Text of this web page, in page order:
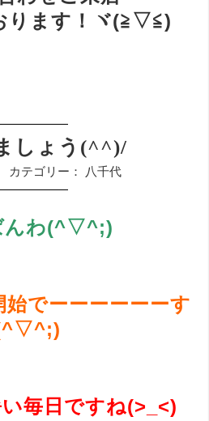
ります！ヾ(≧▽≦)
しょう(^^)/
カテゴリー： 八千代
んわ(^▽^;)
でーーーーーーす
毎日ですね(>_<)